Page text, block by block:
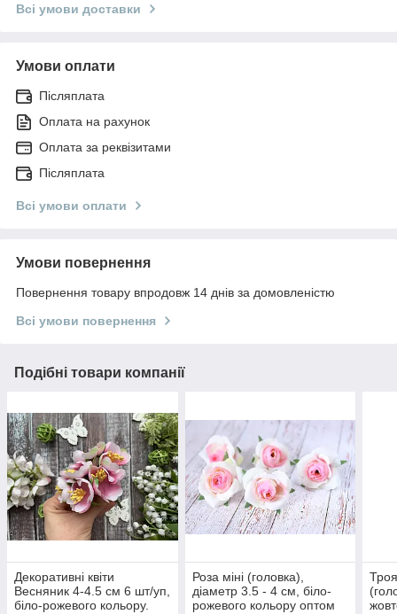
Всі умови доставки
Умови оплати
Післяплата
Оплата на рахунок
Оплата за реквізитами
Післяплата
Всі умови оплати
Умови повернення
Повернення товару впродовж 14 днів за домовленістю
Всі умови повернення
Подібні товари компанії
Декоративні квіти
Весняник 4-4.5 см 6 шт/уп,
біло-рожевого кольору.
Роза міні (головка),
діаметр 3.5 - 4 см, біло-
рожевого кольору оптом